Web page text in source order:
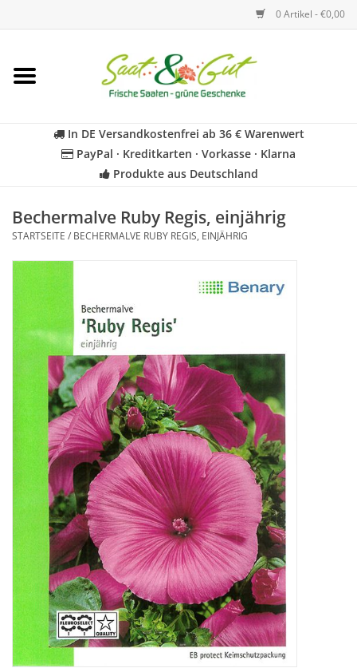
0 Artikel - €0,00
Startseite
Kräuter
Geschenkideen
Katalog
In DE Versandkostenfrei ab 36 € Warenwert
PayPal · Kreditkarten · Vorkasse · Klarna
Produkte aus Deutschland
Bechermalve Ruby Regis, einjährig
STARTSEITE / BECHERMALVE RUBY REGIS, EINJÄHRIG